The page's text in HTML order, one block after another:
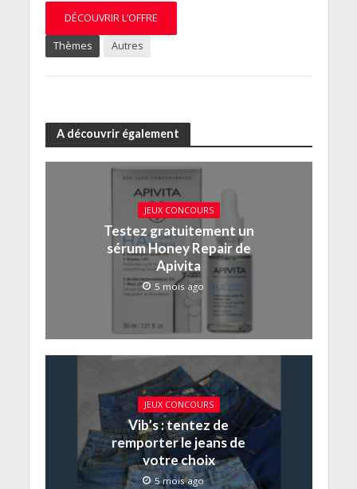
DÉCOUVRIR L’OFFRE
Thèmes Autres
A découvrir également
JEUX CONCOURS
Testez gratuitement un
sérum Honey Repair de
Apivita
5 mois ago
JEUX CONCOURS
Vib’s : tentez de
remporter le jeans de
votre choix
5 mois ago